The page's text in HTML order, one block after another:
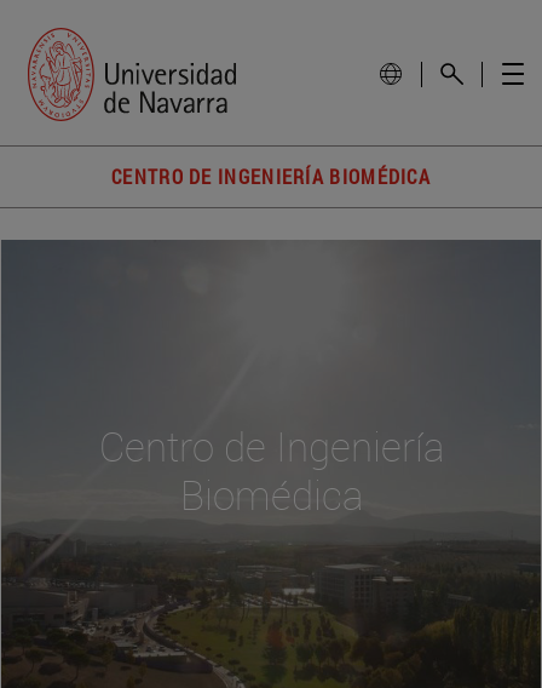
CENTRO DE INGENIERÍA BIOMÉDICA
Centro de Ingeniería
Biomédica